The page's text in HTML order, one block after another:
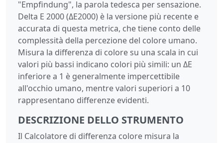
"Empfindung", la parola tedesca per sensazione.
Delta E 2000 (ΔE2000) è la versione più recente e
accurata di questa metrica, che tiene conto delle
complessità della percezione del colore umano.
Misura la differenza di colore su una scala in cui
valori più bassi indicano colori più simili: un ΔE
inferiore a 1 è generalmente impercettibile
all'occhio umano, mentre valori superiori a 10
rappresentano differenze evidenti.
DESCRIZIONE DELLO STRUMENTO
Il Calcolatore di differenza colore misura la